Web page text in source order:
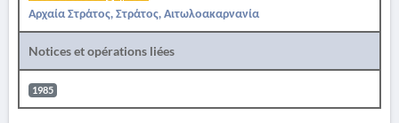
Αρχαία Στράτος, Στράτος, Αιτωλοακαρνανία
Notices et opérations liées
1985